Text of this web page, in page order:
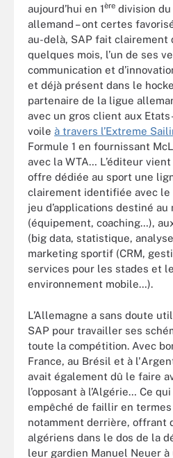
aujourd’hui en 1ère division
allemand – ont certes
au-delà, SAP fait clairement
quelques mois, l’un de ses
communication et
et déjà présent dans le
partenaire de la ligue
avec un gros client aux
voile à travers l’Extreme
Formule 1 en fournissant
avec la WTA… L’éditeur
offre dédiée au sport une
clairement identifiée avec le
jeu d’applications destiné au
(équipement, coaching…),
(big data, statistique,
marketing sportif (CRM,
services pour les stades et
environnement mobile…).
L’Allemagne a sans doute
SAP pour travailler ses
toute la compétition. Avec
France, au Brésil et à
avait également dû le faire
l’opposant à l’Algérie… Ce qui
empêché de faillir en
notamment derrière, offrant
algériens dans le dos de la
leur gardien Manuel Neuer à